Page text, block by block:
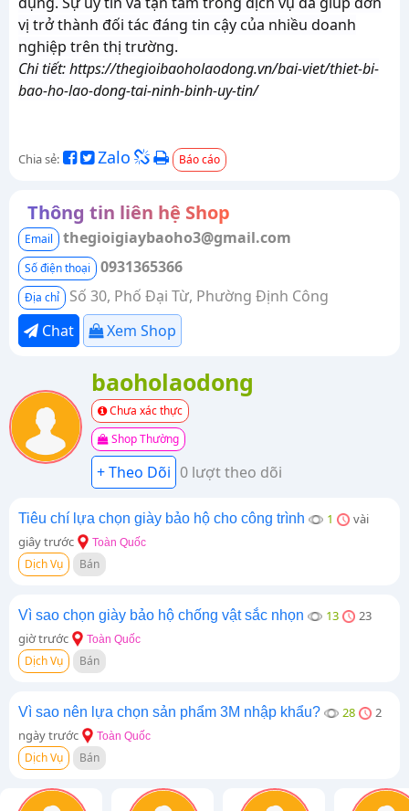
vị trở thành đối tác đáng tin cậy của nhiều doanh
nghiệp trên thị trường.
Chi tiết: https://thegioibaoholaodong.vn/bai-viet/thiet-bi-
bao-ho-lao-dong-tai-ninh-binh-uy-tin/
Chia sẻ: Zalo Báo cáo
Thông tin liên hệ Shop
Email thegioigiaybaoho3@gmail.com
Số điện thoại 0931365366
Địa chỉ
Số 30, Phố Đại Từ, Phường Định Công
Chat
Xem Shop
baoholaodong
Chưa xác thực
Shop Thường
0 lượt theo dõi
Tiêu chí lựa chọn giày bảo hộ cho công trình 1
vài
giây trước
Toàn Quốc
Dịch Vụ Bán
Vì sao chọn giày bảo hộ chống vật sắc nhọn 13
23
giờ trước
Toàn Quốc
Dịch Vụ Bán
Vì sao nên lựa chọn sản phẩm 3M nhập khẩu? 28
2
ngày trước
Toàn Quốc
Dịch Vụ Bán